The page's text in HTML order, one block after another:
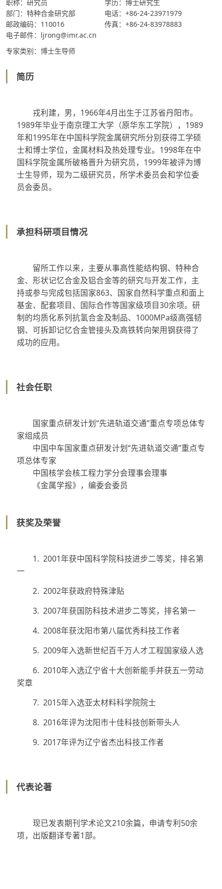
职称：研究员
学历：博士研究生
部门：特种合金研究部
电话：+86-24-23971979
邮政编码：110016
传真：+86-24-83978883
电子邮件：ljrong@imr.ac.cn
专家类别：博士生导师
简历
戎利建，男，1966年4月出生于江苏省丹阳市。
1989年毕业于南京理工大学（原华东工学院），1989
年和1995年在中国科学院金属研究所分别获得工学硕
士和博士学位，金属材料及热处理专业。1998年在中
国科学院金属所破格晋升为研究员，1999年被评为博
士生导师，现为二级研究员，所学术委员会和学位委
员会委员。
承担科研项目情况
留所工作以来，主要从事高性能结构钢、特种合
金、形状记忆合金及铝合金等的研究与开发工作，主
持或参与完成包括国家863、国家自然科学重点和面上
基金、配套项目、国际合作等国家级项目30余项。研
制的均质化系列抗氢合金及制品、1000MPa级高强韧
钢、可拆卸记忆合金管接头及高铁转向架用钢获得了
成功的应用。
社会任职
国家重点研发计划“先进轨道交通”重点专项总体专
家组成员
中国中车国家重点研发计划“先进轨道交通”重点专
项总体专家
中国核学会核工程力学分会理事会理事
《金属学报》，编委会委员
获奖及荣誉
1. 2001年获中国科学院科技进步二等奖，排名第
一
2. 2002年获政府特殊津贴
3. 2007年获国防科技术进步二等奖，排名第一
4. 2008年获沈阳市第八届优秀科技工作者
5. 2009年入选新世纪百千万人才工程国家级人选
6. 2010年入选辽宁省十大创新能手并获五一劳动
奖章
7. 2015年入选亚太材料科学院院士
8. 2016年评为沈阳市十佳科技创新带头人
9. 2017年评为辽宁省杰出科技工作者
代表论著
现已发表期刊学术论文210余篇，申请专利50余
项，出版翻译专著1部。